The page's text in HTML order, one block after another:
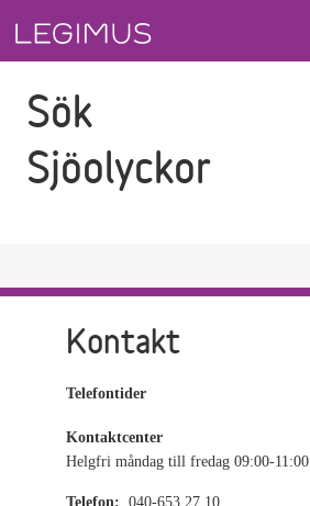
Sök
Sjöolyckor
Kontakt
Telefontider
Kontaktcenter
Helgfri måndag till fredag 09:00-11:00
Telefon: 040-653 27 10